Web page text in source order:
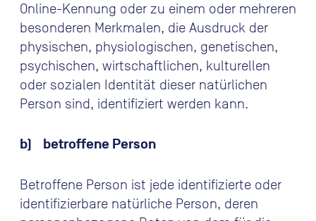
Online-Kennung oder zu einem oder mehreren
besonderen Merkmalen, die Ausdruck der
physischen, physiologischen, genetischen,
psychischen, wirtschaftlichen, kulturellen
oder sozialen Identität dieser natürlichen
Person sind, identifiziert werden kann.
b) betroffene Person
Betroffene Person ist jede identifizierte oder
identifizierbare natürliche Person, deren